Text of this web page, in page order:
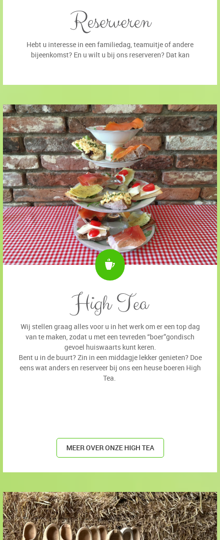
Reserveren
Hebt u interesse in een familiedag, teamuitje of andere
bijeenkomst? En u wilt u bij ons reserveren? Dat kan
High Tea
Wij stellen graag alles voor u in het werk om er een top dag
van te maken, zodat u met een tevreden “boer”gondisch
gevoel huiswaarts kunt keren.
Bent u in de buurt? Zin in een middagje lekker genieten? Doe
eens wat anders en reserveer bij ons een heuse boeren High
Tea.
MEER OVER ONZE HIGH TEA